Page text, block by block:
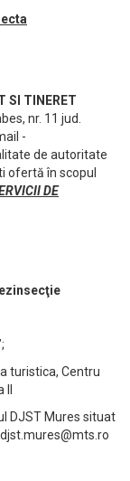
SI TINERET
nr. 11 jud.
-
de autoritate
ofertă în scopul
DE
turistica, Centru
DJST Mures situat